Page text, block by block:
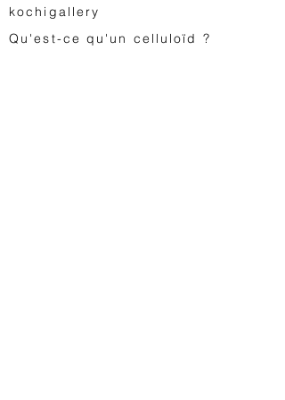
kochigallery
Qu'est-ce qu'un celluloïd ?